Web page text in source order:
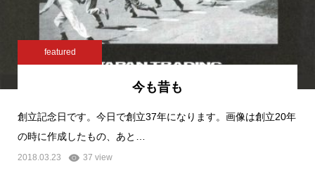
featured
今も昔も
創立記念日です。今日で創立37年になります。画像は創立20年
の時に作成したもの、あと…
2018.03.23 37 view